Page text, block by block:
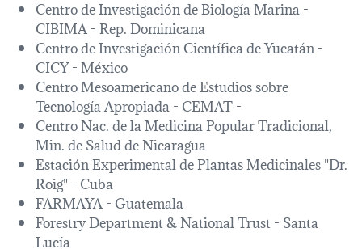
Centro de Investigación de Biología Marina -
CIBIMA - Rep. Dominicana
Centro de Investigación Científica de Yucatán -
CICY - México
Centro Mesoamericano de Estudios sobre
Tecnología Apropiada - CEMAT -
Centro Nac. de la Medicina Popular Tradicional,
Min. de Salud de Nicaragua
Estación Experimental de Plantas Medicinales "Dr.
Roig" - Cuba
FARMAYA - Guatemala
Forestry Department & National Trust - Santa
Lucía